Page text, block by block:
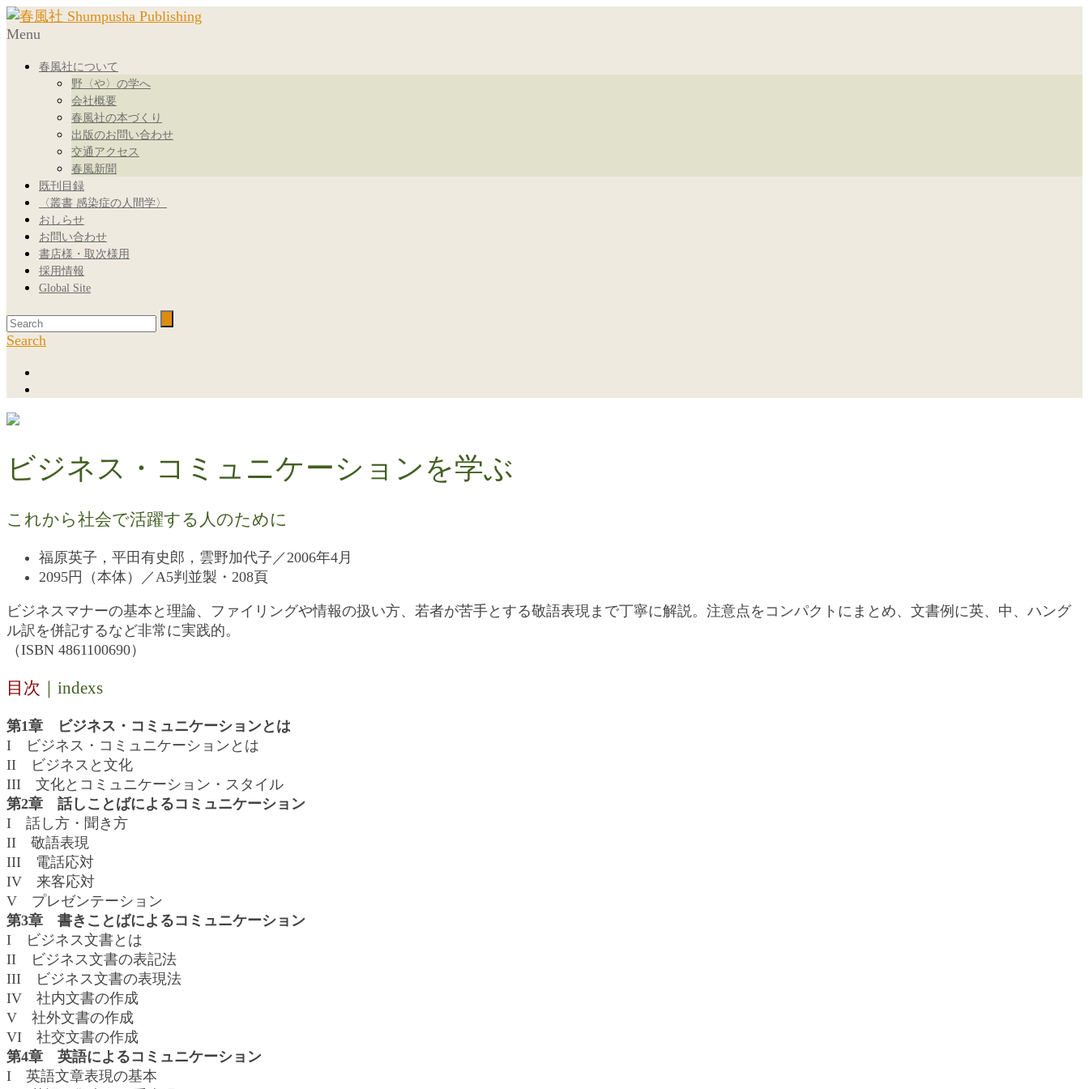
Menu
春風社について
野〈や〉の学へ
会社概要
春風社の本づくり
出版のお問い合わせ
交通アクセス
春風新聞
既刊目録
〈叢書 感染症の人間学〉
おしらせ
お問い合わせ
書店様・取次様用
採用情報
Global Site
Search
ビジネス・コミュニケーションを学ぶ
これから社会で活躍する人のために
福原英子，平田有史郎，雲野加代子／2006年4月
2095円（本体）／A5判並製・208頁
ビジネスマナーの基本と理論、ファイリングや情報の扱い方、若者が苦手とする敬語表現まで丁寧に解説。注意点をコンパクトにまとめ、文書例に英、中、ハング
ル訳を併記するなど非常に実践的。
（ISBN 4861100690）
目次 ｜indexs
第1章 ビジネス・コミュニケーションとは
I ビジネス・コミュニケーションとは
II ビジネスと文化
III 文化とコミュニケーション・スタイル
第2章 話しことばによるコミュニケーション
I 話し方・聞き方
II 敬語表現
III 電話応対
IV 来客応対
V プレゼンテーション
第3章 書きことばによるコミュニケーション
I ビジネス文書とは
II ビジネス文書の表記法
III ビジネス文書の表現法
IV 社内文書の作成
V 社外文書の作成
VI 社交文書の作成
第4章 英語によるコミュニケーション
I 英語文章表現の基本